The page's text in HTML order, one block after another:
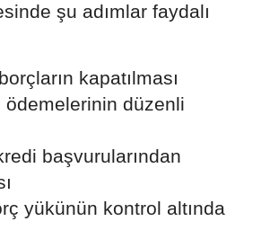
şu adımlar faydalı
kapatılması
ödemelerinin düzenli
başvurularından
yükünün kontrol altında